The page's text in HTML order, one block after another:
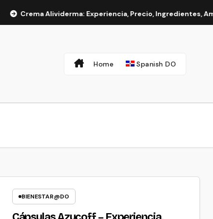
Crema Alividerma: Experiencia, Precio, Ingredientes,
Home Spanish DO
BIENESTAR@DO